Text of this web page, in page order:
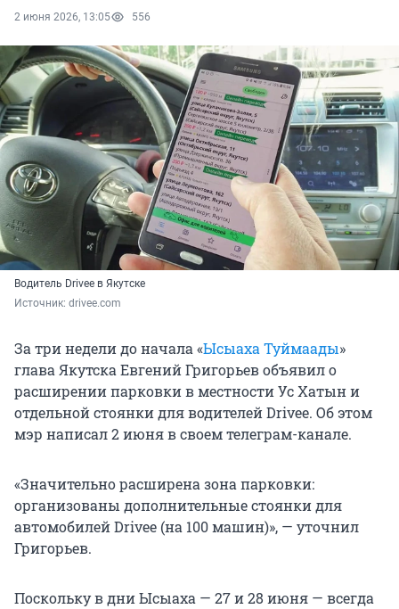
2 июня 2026, 13:05 556
Водитель Drivee в Якутске
Источник: drivee.com
За три недели до начала «Ысыаха Туймаады»
глава Якутска Евгений Григорьев объявил о
расширении парковки в местности Ус Хатын и
отдельной стоянки для водителей Drivee. Об этом
мэр написал 2 июня в своем телеграм-канале.
«Значительно расширена зона парковки:
организованы дополнительные стоянки для
автомобилей Drivee (на 100 машин)», — уточнил
Григорьев.
Поскольку в дни Ысыаха — 27 и 28 июня — всегда